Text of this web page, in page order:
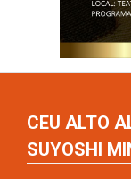
CEU ALTO
SUYOSHI